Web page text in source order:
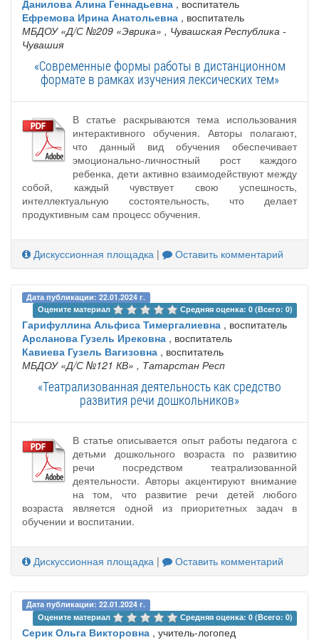
Данилова Алина Геннадьевна , воспитатель
Ефремова Ирина Анатольевна , воспитатель
МБДОУ «Д/С №209 «Эврика» , Чувашская Республика -
Чувашия
«Современные формы работы в дистанционном
формате в рамках изучения лексических тем»
В статье раскрываются тема использования
интерактивного обучения. Авторы полагают,
что данный вид обучения обеспечивает
эмоционально-личностный рост каждого
ребенка, дети активно взаимодействуют между
собой, каждый чувствует свою успешность,
интеллектуальную состоятельность, что делает
продуктивным сам процесс обучения.
Дискуссионная площадка | Оставить комментарий
Дата публикации: 22.01.2024 г.
Оцените материал
Средняя оценка: 0 (Всего: 0)
Гарифуллина Альфиса Тимергалиевна , воспитатель
Арсланова Гузель Ирековна , воспитатель
Кавиева Гузель Вагизовна , воспитатель
МБДОУ «Д/С №121 КВ» , Татарстан Респ
«Театрализованная деятельность как средство
развития речи дошкольников»
В статье описывается опыт работы педагога с
детьми дошкольного возраста по развитию
речи посредством театрализованной
деятельности. Авторы акцентируют внимание
на том, что развитие речи детей любого
возраста является одной из приоритетных задач в
обучении и воспитании.
Дискуссионная площадка | Оставить комментарий
Дата публикации: 22.01.2024 г.
Оцените материал
Средняя оценка: 0 (Всего: 0)
Серик Ольга Викторовна , учитель-логопед